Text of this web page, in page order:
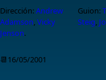
Dirección:Andrew
Adamson,Vicky
Jenson.
Guion:
Steig,
📆16/05/2001